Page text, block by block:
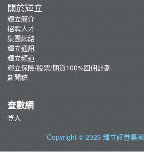
關於輝立
輝立簡介
招聘人才
集團網絡
輝立通訊
輝立頻道
輝立保險/股票/期貨100%回佣計劃
新聞稿
查數網
登入
Copyright © 2026 輝立証券集團